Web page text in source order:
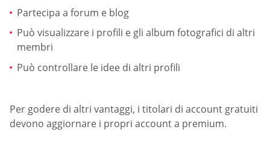
Partecipa a forum e blog
Può visualizzare i profili e gli album fotografici di altri
membri
Può controllare le idee di altri profili
Per godere di altri vantaggi, i titolari di account gratuiti
devono aggiornare i propri account a premium.